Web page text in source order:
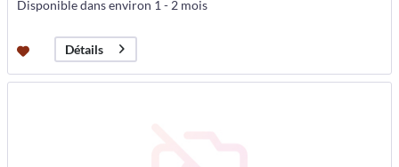
Disponible dans environ 1 - 2 mois
Détails